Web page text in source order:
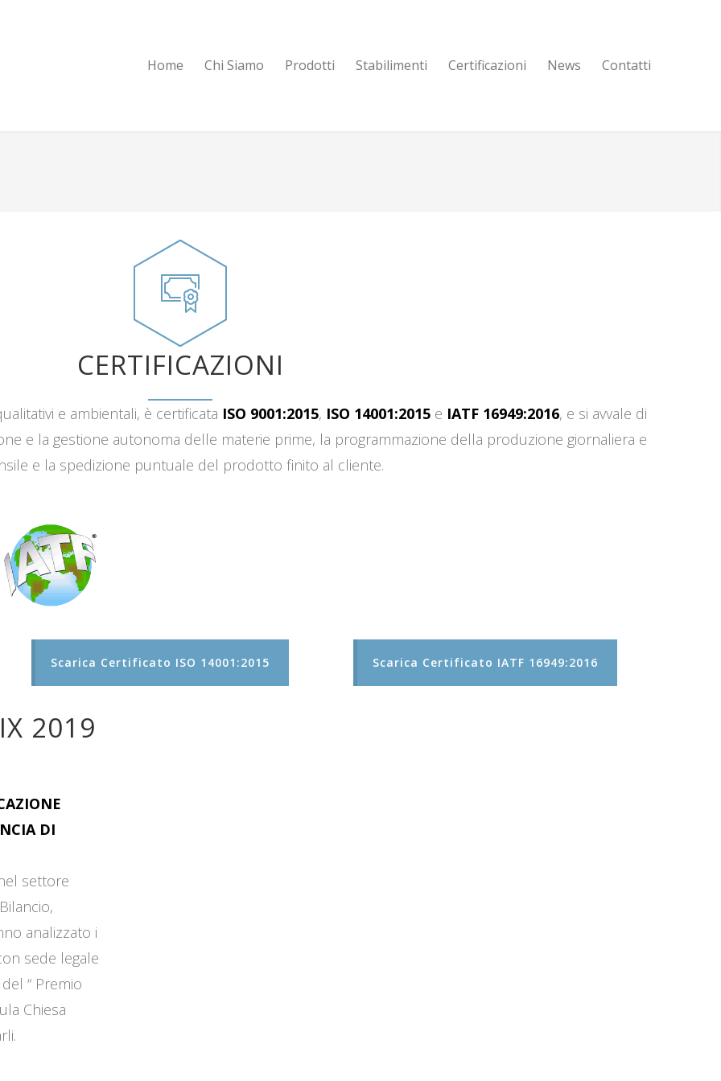
Home Chi Siamo Prodotti Stabilimenti Certificazioni News Contatti
CERTIFICAZIONI
e ambientali, è certificata ISO 9001:2015, ISO 14001:2015 e IATF 16949:2016, e si avvale di
e la gestione autonoma delle materie prime, la programmazione della produzione giornaliera e
e la spedizione puntuale del prodotto finito al cliente.
Scarica Certificato ISO 14001:2015 Scarica Certificato IATF 16949:2016
2019
DI
settore
analizzato i
sede legale
“ Premio
Chiesa